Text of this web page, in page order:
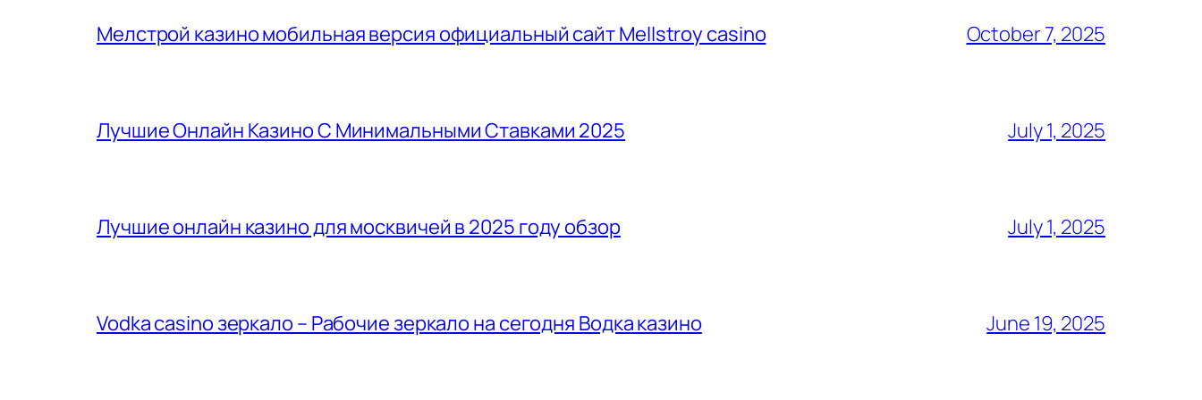
Мелстрой казино мобильная версия официальный сайт Mellstroy casino October 7, 2025
Лучшие Онлайн Казино С Минимальными Ставками 2025 July 1, 2025
Лучшие онлайн казино для москвичей в 2025 году обзор July 1, 2025
Vodka casino зеркало – Рабочие зеркало на сегодня Водка казино June 19, 2025